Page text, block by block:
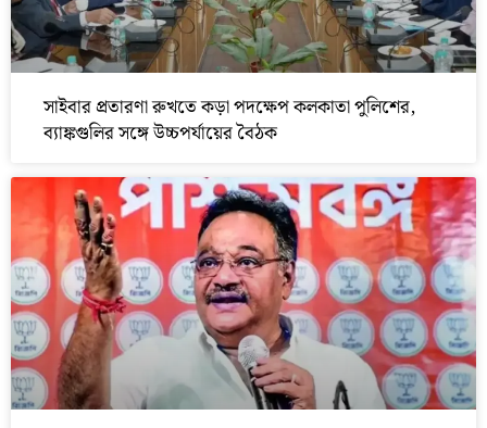
সাইবার প্রতারণা রুখতে কড়া পদক্ষেপ কলকাতা পুলিশের,
ব্যাঙ্কগুলির সঙ্গে উচ্চপর্যায়ের বৈঠক